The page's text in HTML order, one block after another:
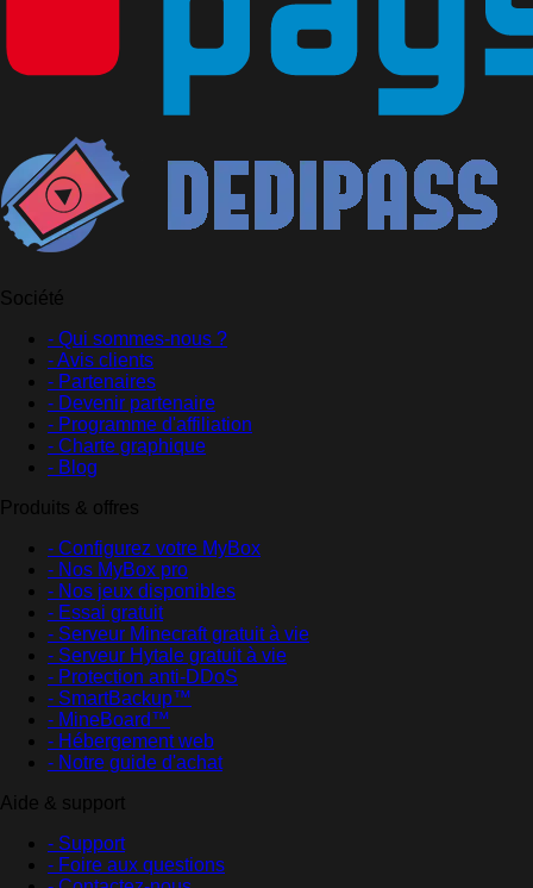
Société
- Qui sommes-nous ?
- Avis clients
- Partenaires
- Devenir partenaire
- Programme d'affiliation
- Charte graphique
- Blog
Produits & offres
- Configurez votre MyBox
- Nos MyBox pro
- Nos jeux disponibles
- Essai gratuit
- Serveur Minecraft gratuit à vie
- Serveur Hytale gratuit à vie
- Protection anti-DDoS
- SmartBackup™
- MineBoard™
- Hébergement web
- Notre guide d'achat
Aide & support
- Support
- Foire aux questions